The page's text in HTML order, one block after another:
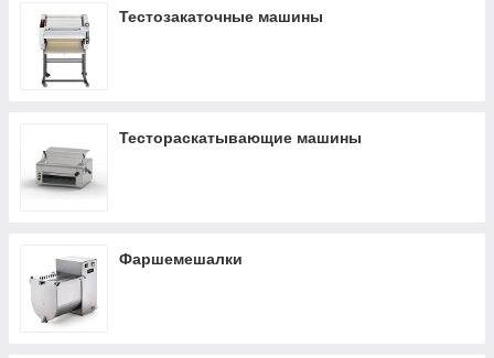
Тестозакаточные машины
Тестораскатывающие машины
Фаршемешалки